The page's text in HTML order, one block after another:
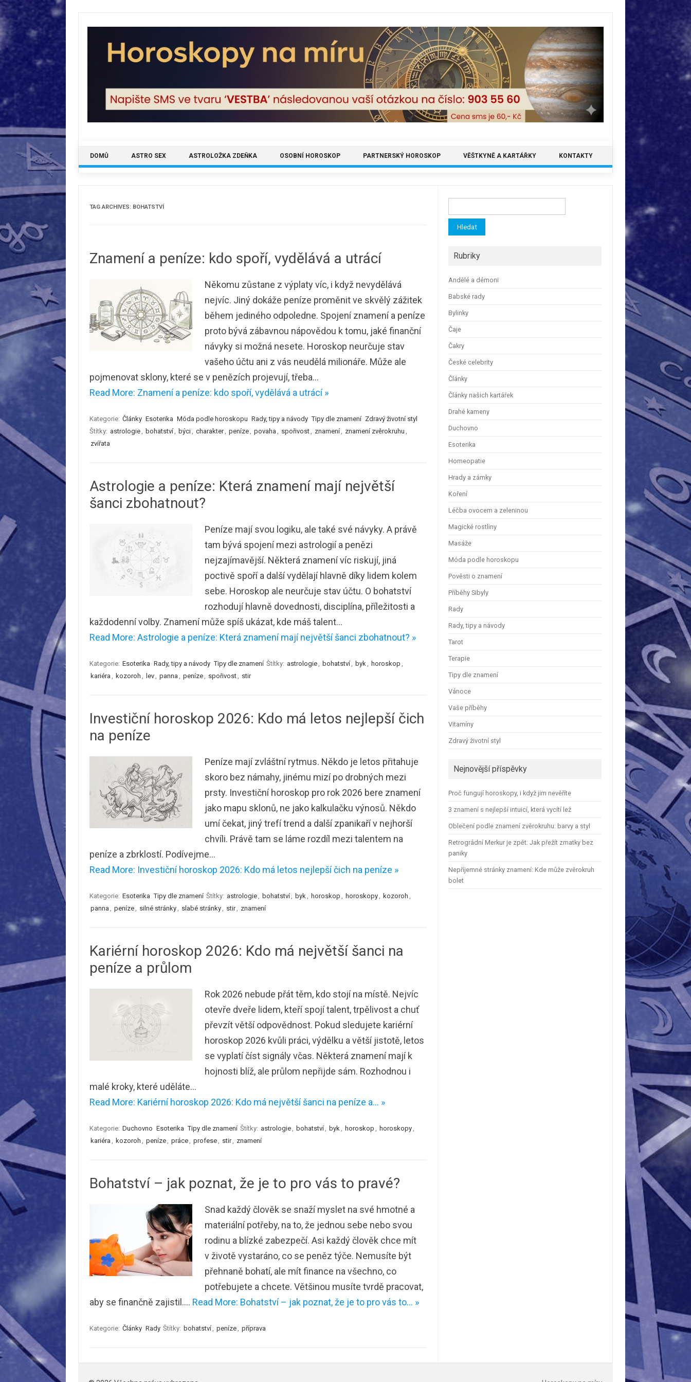
DOMŮ ASTRO SEX ASTROLOŽKA ZDEŇKA OSOBNÍ HOROSKOP PARTNERSKÝ HOROSKOP VĚŠTKYNĚ A KARTÁŘKY KONTAKTY
TAG ARCHIVES: BOHATSTVÍ
Znamení a peníze: kdo spoří, vydělává a utrácí
Někomu zůstane z výplaty víc, i když nevydělává
nejvíc. Jiný dokáže peníze proměnit ve skvělý zážitek
během jediného odpoledne. Spojení znamení a peníze
proto bývá zábavnou nápovědou k tomu, jaké finanční
návyky si možná nesete. Horoskop neurčuje stav
vašeho účtu ani z vás neudělá milionáře. Může ale
pojmenovat sklony, které se v penězích projevují, třeba…
Read More: Znamení a peníze: kdo spoří, vydělává a utrácí »
Kategorie: Články Esoterika Móda podle horoskopu Rady, tipy a návody Tipy dle znamení Zdravý životní styl
Štítky: astrologie, bohatství, býci, charakter, peníze, povaha , spořivost, znamení, znamení zvěrokruhu ,
zvířata
Astrologie a peníze: Která znamení mají největší
šanci zbohatnout?
Peníze mají svou logiku, ale také své návyky. A právě
tam bývá spojení mezi astrologií a penězi
nejzajímavější. Některá znamení víc riskují, jiná
poctivě spoří a další vydělají hlavně díky lidem kolem
sebe. Horoskop ale neurčuje stav účtu. O bohatství
rozhodují hlavně dovednosti, disciplína, příležitosti a
každodenní volby. Znamení může spíš ukázat, kde máš talent…
Read More: Astrologie a peníze: Která znamení mají největší šanci zbohatnout? »
Kategorie: Esoterika Rady, tipy a návody Tipy dle znamení Štítky: astrologie, bohatství, byk, horoskop ,
kariéra , kozoroh , lev, panna , peníze, spořivost, stir
Investiční horoskop 2026: Kdo má letos nejlepší čich
na peníze
Peníze mají zvláštní rytmus. Někdo je letos přitahuje
skoro bez námahy, jinému mizí po drobných mezi
prsty. Investiční horoskop pro rok 2026 bere znamení
jako mapu sklonů, ne jako kalkulačku výnosů. Někdo
umí čekat, jiný trefí trend a další zpanikaří v nejhorší
chvíli. Právě tam se láme rozdíl mezi talentem na
peníze a zbrklostí. Podívejme…
Read More: Investiční horoskop 2026: Kdo má letos nejlepší čich na peníze »
Kategorie: Esoterika Tipy dle znamení Štítky: astrologie, bohatství, byk, horoskop , horoskopy, kozoroh ,
panna , peníze, silné stránky, slabé stránky, stir, znamení
Kariérní horoskop 2026: Kdo má největší šanci na
peníze a průlom
Rok 2026 nebude přát těm, kdo stojí na místě. Nejvíc
otevře dveře lidem, kteří spojí talent, trpělivost a chuť
převzít větší odpovědnost. Pokud sledujete kariérní
horoskop 2026 kvůli práci, výdělku a větší jistotě, letos
se vyplatí číst signály včas. Některá znamení mají k
hojnosti blíž, ale průlom nepřijde sám. Rozhodnou i
malé kroky, které uděláte…
Read More: Kariérní horoskop 2026: Kdo má největší šanci na peníze a… »
Kategorie: Duchovno Esoterika Tipy dle znamení Štítky: astrologie, bohatství, byk, horoskop , horoskopy,
kariéra , kozoroh , peníze, práce, profese, stir, znamení
Bohatství – jak poznat, že je to pro vás to pravé?
Snad každý člověk se snaží myslet na své hmotné a
materiální potřeby, na to, že jednou sebe nebo svou
rodinu a blízké zabezpečí. Asi každý člověk chce mít
v životě vystaráno, co se peněz týče. Nemusíte být
přehnaně bohatí, ale mít finance na všechno, co
potřebujete a chcete. Většinou musíte tvrdě pracovat,
aby se finančně zajistil.… Read More: Bohatství – jak poznat, že je to pro vás to… »
Kategorie: Články Rady Štítky: bohatství, peníze, příprava
Rubriky
Andělé a démoni
Babské rady
Bylinky
Čaje
Čakry
České celebrity
Články
Články našich kartářek
Drahé kameny
Duchovno
Esoterika
Homeopatie
Hrady a zámky
Koření
Léčba ovocem a zeleninou
Magické rostliny
Masáže
Móda podle horoskopu
Pověsti o znamení
Příběhy Sibyly
Rady
Rady, tipy a návody
Tarot
Terapie
Tipy dle znamení
Vánoce
Vaše příběhy
Vitamíny
Zdravý životní styl
Nejnovější příspěvky
Proč fungují horoskopy, i když jim nevěříte
3 znamení s nejlepší intuicí, která vycítí lež
Oblečení podle znamení zvěrokruhu: barvy a styl
Retrográdní Merkur je zpět: Jak přežít zmatky bez
paniky
Nepříjemné stránky znamení: Kde může zvěrokruh
bolet